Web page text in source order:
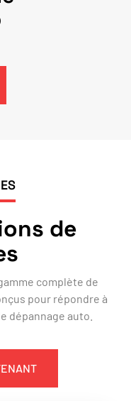
de
complète de
pour répondre à
dépannage auto.